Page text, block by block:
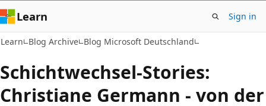
Learn Sign in
Learn Blog Archive Blog Microsoft Deutschland
Schichtwechsel-Stories:
Christiane Germann - von der